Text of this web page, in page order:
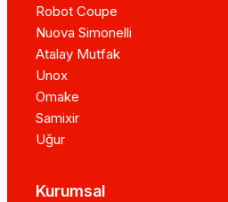
Robot Coupe
Nuova Simonelli
Atalay Mutfak
Unox
Omake
Samixir
Uğur
Kurumsal